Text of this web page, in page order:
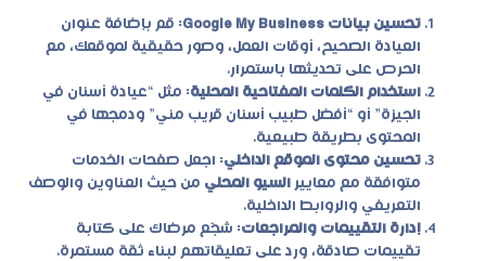
تحسين بيانات Google My Business
: قم بإضافة عنوان
العيادة الصحيح، أوقات العمل، وصور حقيقية لموقعك، مع
الحرص على تحديثها باستمرار.
استخدام الكلمات المفتاحية المحلية: مثل “عيادة أسنان في
الجيزة” أو “أفضل طبيب أسنان قريب مني” ودمجها في
المحتوى بطريقة طبيعية.
تحسين محتوى الموقع الداخلي: اجعل صفحات الخدمات
متوافقة مع معايير السيو المحلي من حيث العناوين والوصف
التعريفي والروابط الداخلية.
إدارة التقييمات والمراجعات: شجّع مرضاك على كتابة
تقييمات صادقة، ورد على تعليقاتهم لبناء ثقة مستمرة.